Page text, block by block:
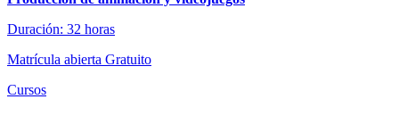
Duración: 32 horas
Matrícula abierta Gratuito
Cursos